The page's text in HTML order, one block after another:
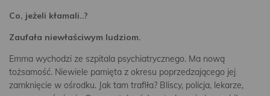
Co, jeżeli kłamali..?
Zaufała niewłaściwym ludziom.
Emma wychodzi ze szpitala psychiatrycznego. Ma nową
tożsamość. Niewiele pamięta z okresu poprzedzającego jej
zamknięcie w ośrodku. Jak tam trafiła? Bliscy, policja, lekarze,